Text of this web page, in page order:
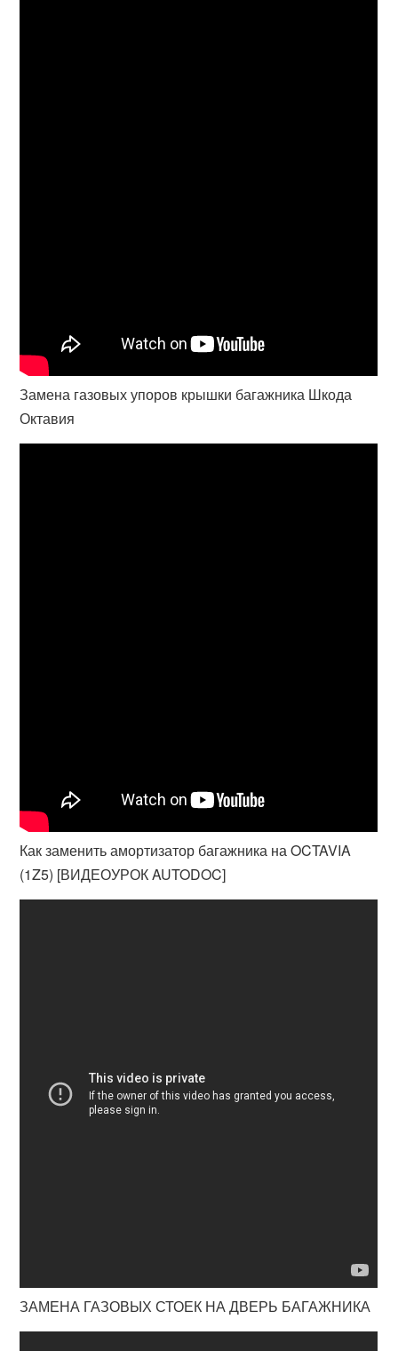
Замена газовых упоров крышки багажника Шкода
Октавия
Как заменить амортизатор багажника на OCTAVIA
(1Z5) [ВИДЕОУРОК AUTODOC]
ЗАМЕНА ГАЗОВЫХ СТОЕК НА ДВЕРЬ БАГАЖНИКА